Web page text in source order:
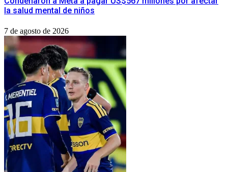
la salud mental de niños
7 de agosto de 2026